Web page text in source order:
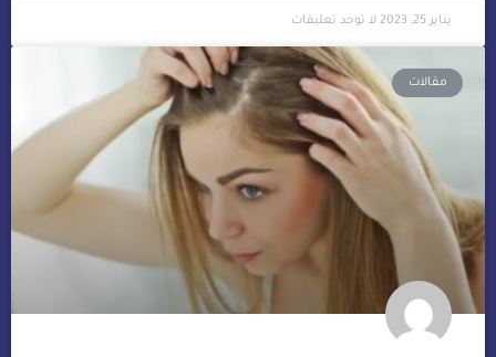
يناير 25, 2023 لا توجد تعليقات
مقالات